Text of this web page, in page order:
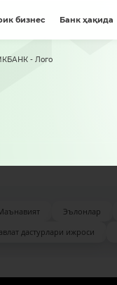
бизнес Банк ҳақида
- Лого
Эълонлар
дастурлари ижроси